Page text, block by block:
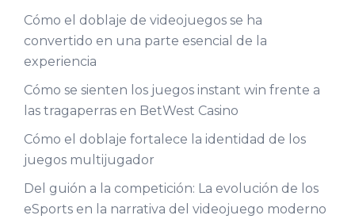
Cómo el doblaje de videojuegos se ha
convertido en una parte esencial de la
experiencia
Cómo se sienten los juegos instant win frente a
las tragaperras en BetWest Casino
Cómo el doblaje fortalece la identidad de los
juegos multijugador
Del guión a la competición: La evolución de los
eSports en la narrativa del videojuego moderno